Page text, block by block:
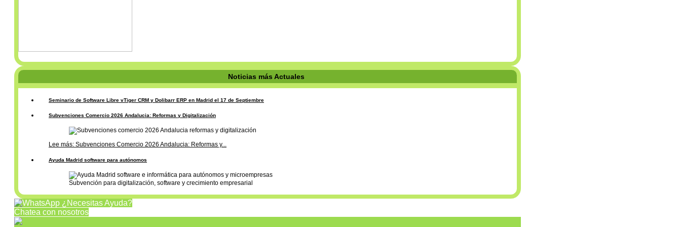
Noticias más Actuales
Seminario de Software Libre vTiger CRM y Dolibarr ERP en Madrid el 17 de Septiembre
Subvenciones Comercio 2026 Andalucia: Reformas y Digitalización
Lee más: Subvenciones Comercio 2026 Andalucia: Reformas y...
Ayuda Madrid software para autónomos
Subvención para digitalización, software y crecimiento empresarial
¿Necesitas Ayuda?
Chatea con nosotros